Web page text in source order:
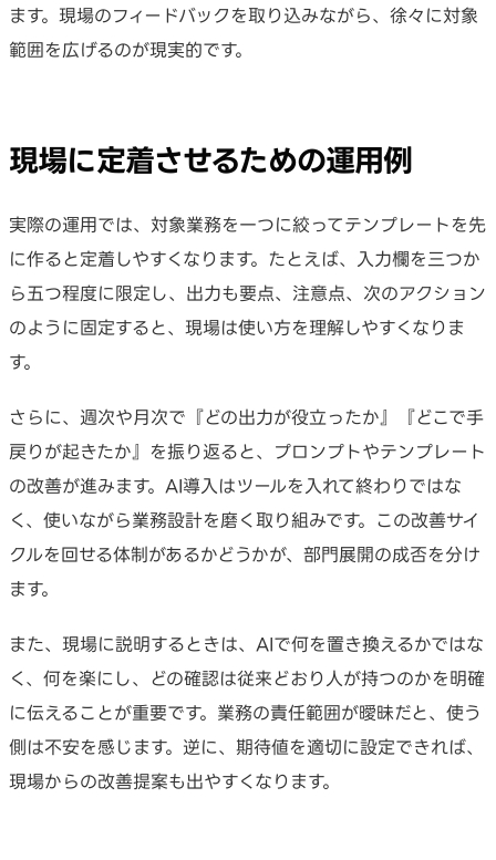
ます。現場のフィードバックを取り込みながら、徐々に対象
範囲を広げるのが現実的です。
現場に定着させるための運用例
実際の運用では、対象業務を一つに絞ってテンプレートを先
に作ると定着しやすくなります。たとえば、入力欄を三つか
ら五つ程度に限定し、出力も要点、注意点、次のアクション
のように固定すると、現場は使い方を理解しやすくなりま
す。
さらに、週次や月次で『どの出力が役立ったか』『どこで手
戻りが起きたか』を振り返ると、プロンプトやテンプレート
の改善が進みます。AI導入はツールを入れて終わりではな
く、使いながら業務設計を磨く取り組みです。この改善サイ
クルを回せる体制があるかどうかが、部門展開の成否を分け
ます。
また、現場に説明するときは、AIで何を置き換えるかではな
く、何を楽にし、どの確認は従来どおり人が持つのかを明確
に伝えることが重要です。業務の責任範囲が曖昧だと、使う
側は不安を感じます。逆に、期待値を適切に設定できれば、
現場からの改善提案も出やすくなります。